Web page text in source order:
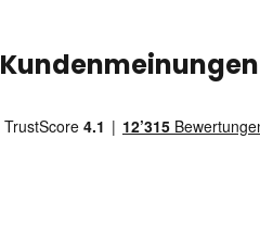
Kundenmeinungen